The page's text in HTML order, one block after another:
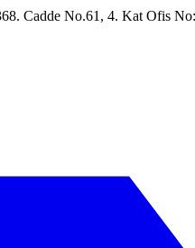
Cadde No.61, 4. Kat Ofis